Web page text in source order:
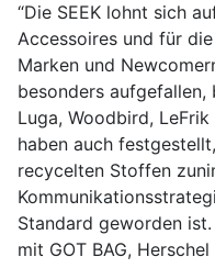
“Die SEEK lohnt sich
Accessoires und für
Marken und
besonders aufgefallen,
Luga, Woodbird,
haben auch
recycelten Stoffen
Standard geworden
mit GOT BAG,